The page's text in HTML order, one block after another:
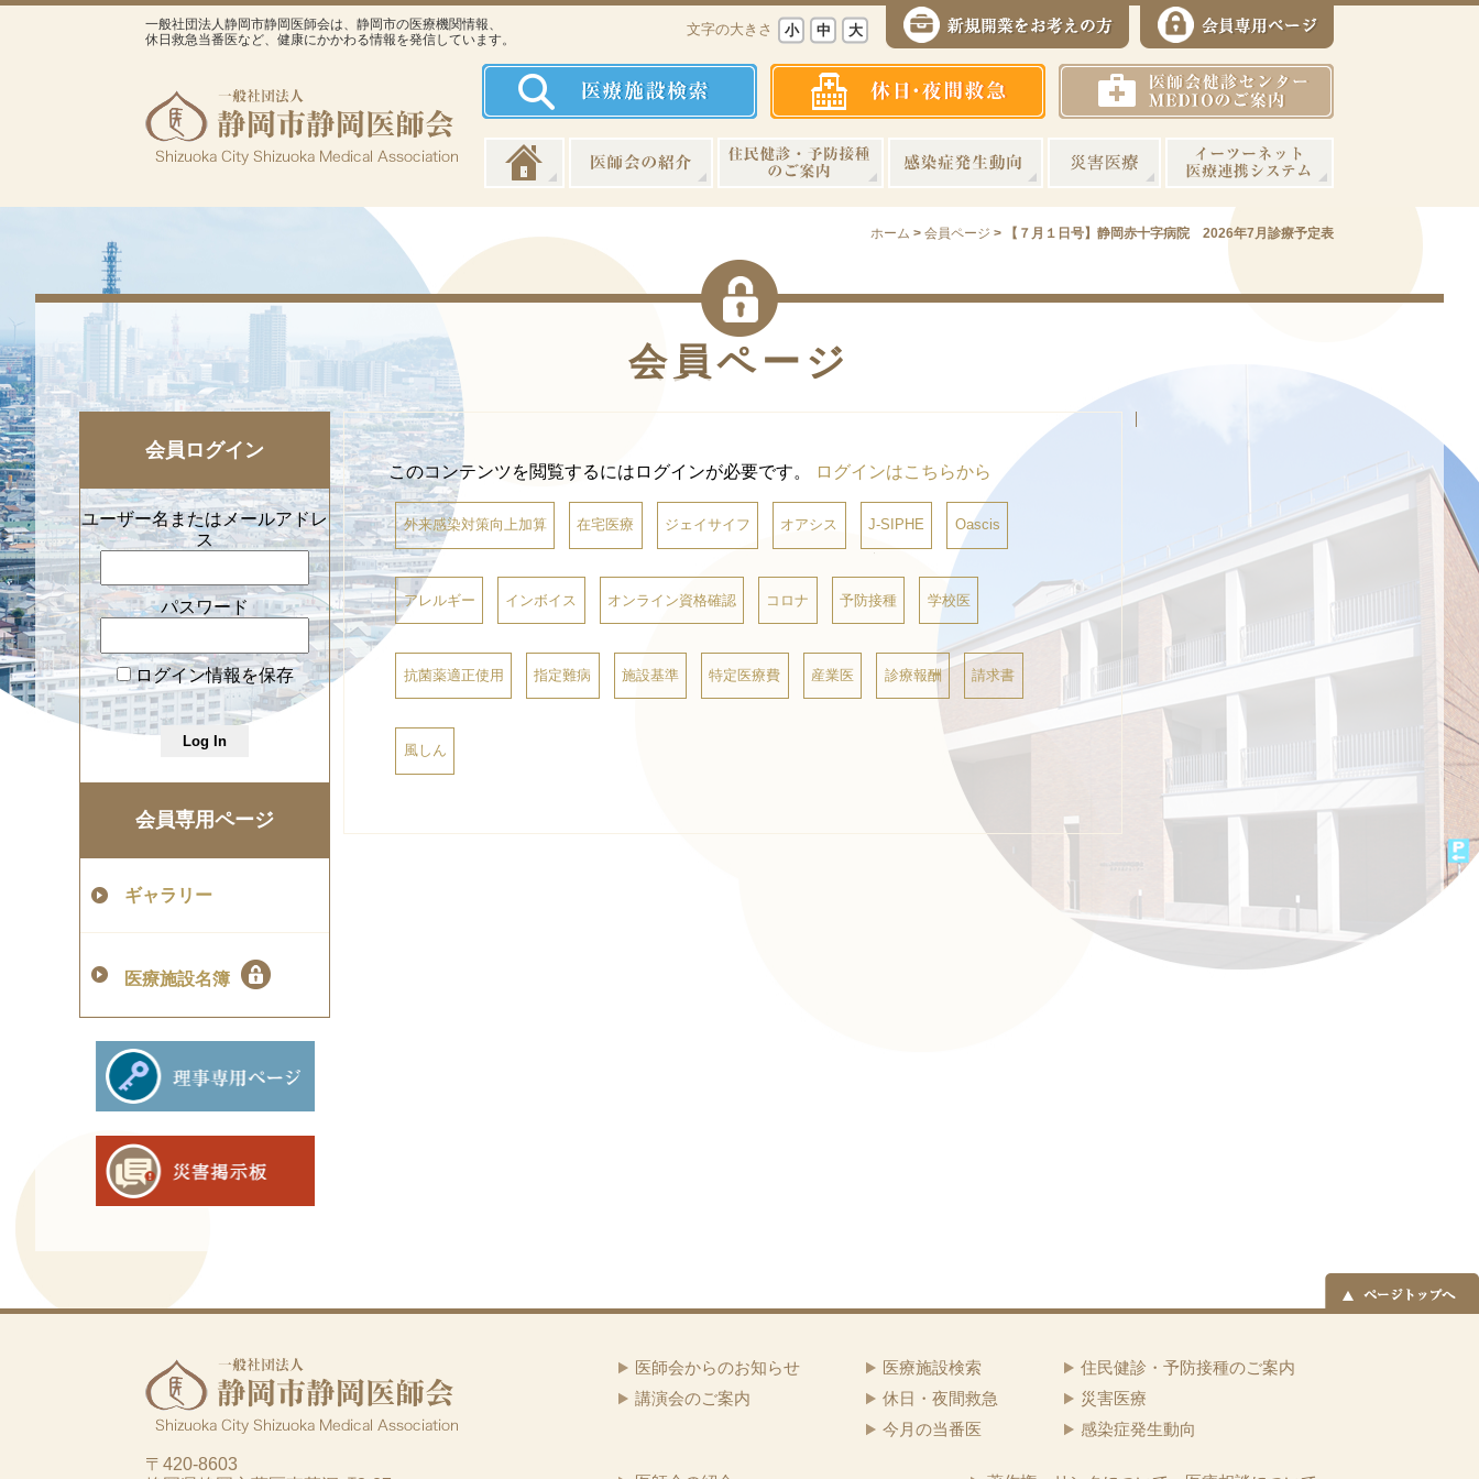
一般社団法人静岡市静岡医師会は、静岡市の医療機関情報、
休日救急当番医など、健康にかかわる情報を発信しています。
文字の大きさ 小 中 大
ホーム > 会員ページ > 【７月１日号】静岡赤十字病院 2026年7月診療予定表
会員ページ
このコンテンツを閲覧するにはログインが必要です。 ログインはこちらから
外来感染対策向上加算 在宅医療 ジェイサイフ オアシス J-SIPHE Oascis
アレルギー インボイス オンライン資格確認 コロナ 予防接種 学校医
抗菌薬適正使用 指定難病 施設基準 特定医療費 産業医 診療報酬 請求書
風しん
会員ログイン
ユーザー名またはメールアドレ
ス
パスワード
ログイン情報を保存
会員専用ページ
ギャラリー
医療施設名簿
医師会からのお知らせ
講演会のご案内
医療施設検索
休日・夜間救急
今月の当番医
住民健診・予防接種のご案内
災害医療
感染症発生動向
〒420-8603